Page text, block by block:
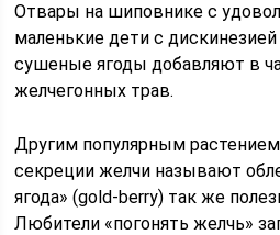
Отвары на шиповнике с
маленькие дети с
сушеные ягоды добавляют в
желчегонных трав.
Другим популярным
секреции желчи называют
ягода» (gold-berry) так же
Любители «погонять желчь»